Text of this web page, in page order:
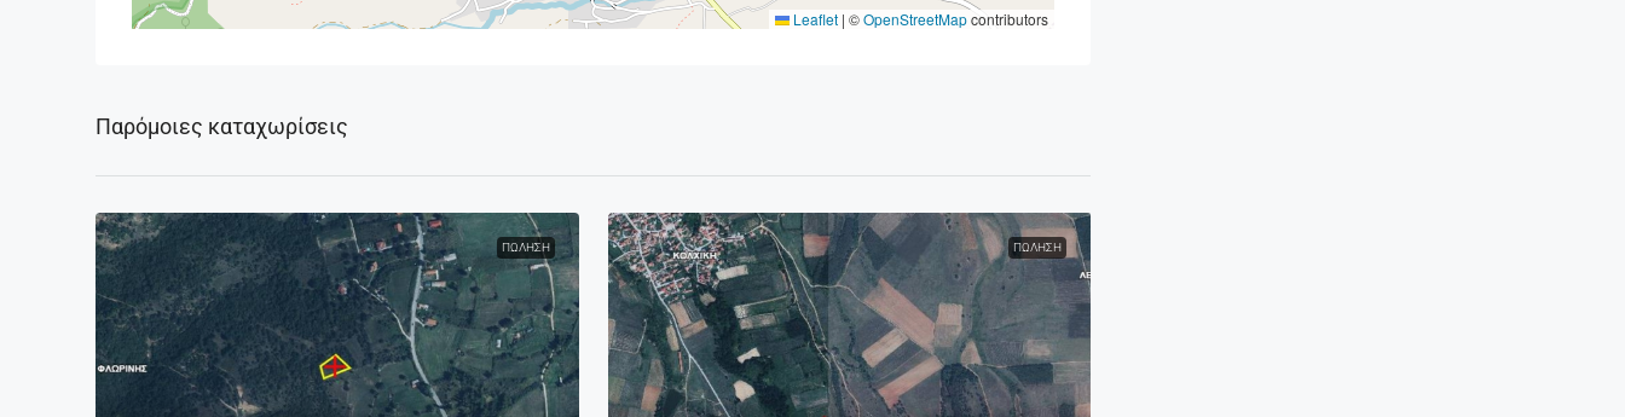
Leaflet | ©OpenStreetMapcontributors
Παρόμοιες καταχωρίσεις
ΠΏΛΗΣΗ ΠΏΛΗΣΗ